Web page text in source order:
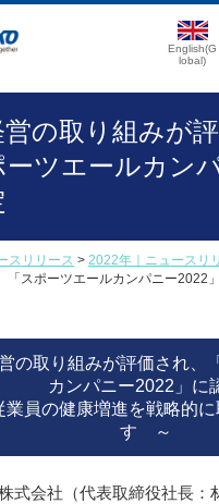
English(G
lobal)
の取り組みが評
ーツエールカン
スリリース > 2022年｜ニュースリ
「スポーツエールカンパニー2022
の取り組みが評価され、
カンパニー2022」に
員の健康増進を戦略的に
す ～
式会社（代表取締役社長：